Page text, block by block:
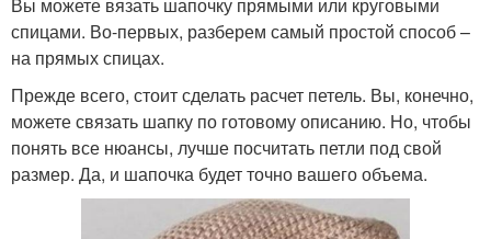
Вы можете вязать шапочку прямыми или круговыми
спицами. Во-первых, разберем самый простой способ –
на прямых спицах.
Прежде всего, стоит сделать расчет петель. Вы, конечно,
можете связать шапку по готовому описанию. Но, чтобы
понять все нюансы, лучше посчитать петли под свой
размер. Да, и шапочка будет точно вашего объема.